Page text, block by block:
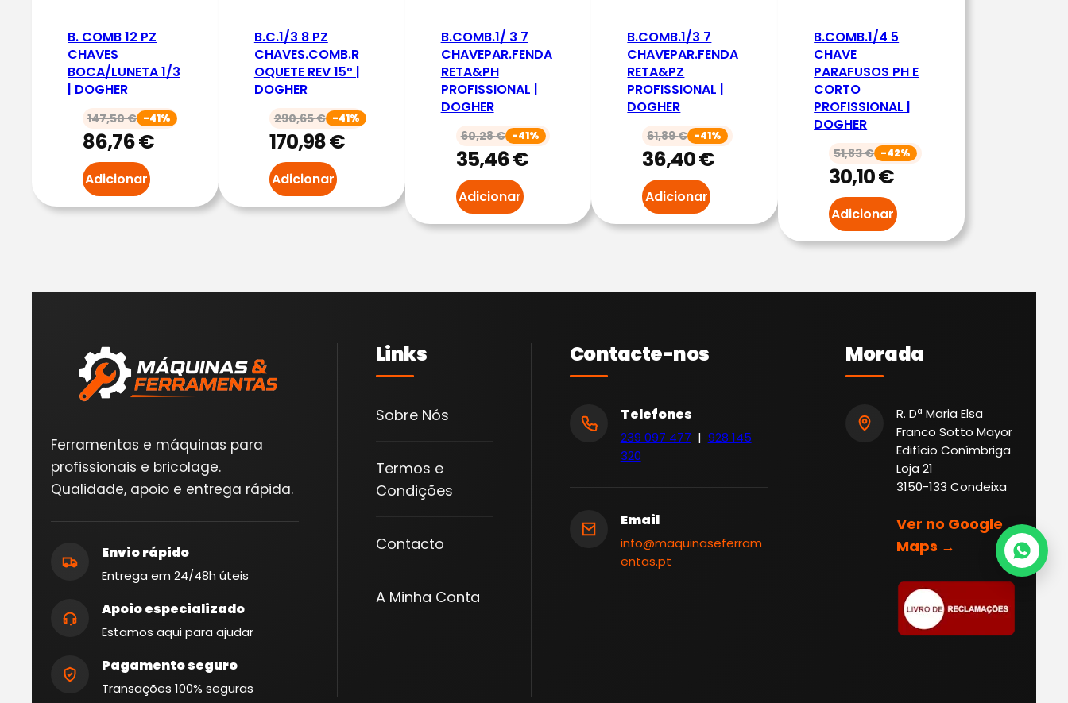
D
E
T
B. COMB 12 PZ
CHAVES
BOCA/LUNETA 1/3
| DOGHER
147,50€ -41%
86,76€
Adicionar
B.C.1/3 8 PZ
CHAVES.COMB.R
OQUETE REV 15º |
DOGHER
290,65€ -41%
170,98€
Adicionar
B.COMB.1/ 3 7
CHAVEPAR.FENDA
RETA&PH
PROFISSIONAL |
DOGHER
60,28€ -41%
35,46€
Adicionar
B.COMB.1/3 7
CHAVEPAR.FENDA
RETA&PZ
PROFISSIONAL |
DOGHER
61,89€ -41%
36,40€
Adicionar
B.COMB.1/4 5
CHAVE
PARAFUSOS PH E
CORTO
PROFISSIONAL |
DOGHER
51,83€ -42%
30,10€
Adicionar
Ferramentas e máquinas para
profissionais e bricolage.
Qualidade, apoio e entrega rápida.
Envio rápido
Entrega em 24/48h úteis
Apoio especializado
Estamos aqui para ajudar
Pagamento seguro
Transações 100% seguras
Links
Sobre Nós
Termos e
Condições
Contacto
A Minha Conta
Contacte-nos
Telefones
239 097 477 | 928 145
320
Email
info@maquinaseferram
entas.pt
Morada
R. Dª Maria Elsa
Franco Sotto Mayor
Edifício Conímbriga
Loja 21
3150-133 Condeixa
Ver no Google
Maps →